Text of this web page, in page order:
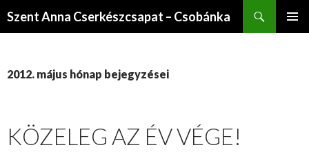
Szent Anna Cserkészcsapat – Csobánka
2012. május hónap bejegyzései
KÖZELEG AZ ÉV VÉGE!